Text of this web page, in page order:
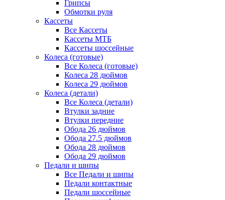
Грипсы
Обмотки руля
Кассеты
Все Кассеты
Кассеты МТБ
Кассеты шоссейные
Колеса (готовые)
Все Колеса (готовые)
Колеса 28 дюймов
Колеса 29 дюймов
Колеса (детали)
Все Колеса (детали)
Втулки задние
Втулки передние
Обода 26 дюймов
Обода 27.5 дюймов
Обода 28 дюймов
Обода 29 дюймов
Педали и шипы
Все Педали и шипы
Педали контактные
Педали шоссейные